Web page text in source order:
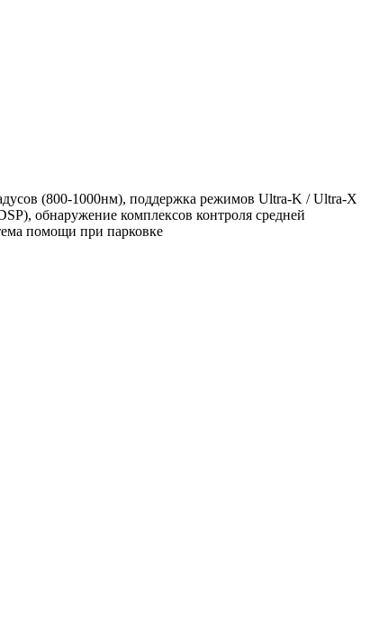
(800-1000нм), поддержка режимов Ultra-K / Ultra-X
обнаружение комплексов контроля средней
помощи при парковке